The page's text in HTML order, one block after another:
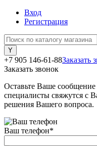
Вход
Регистрация
+7 905 146-61-88Заказать
Заказать звонок
Оставьте Ваше
специалисты свяжутся с
решения Вашего вопроса.
Ваш телефон*